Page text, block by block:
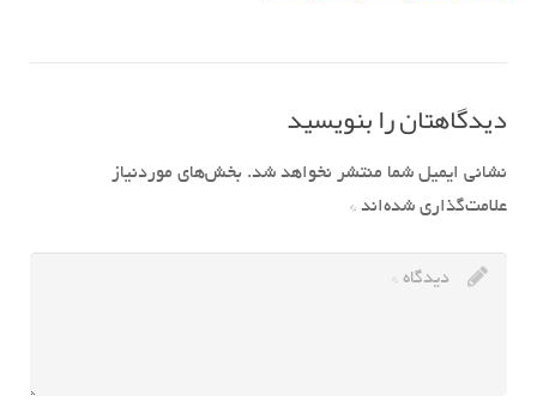
دیدگاهتان را بنویسید
نشانی ایمیل شما منتشر نخواهد شد. بخش‌های موردنیاز
علامت‌گذاری شده‌اند *